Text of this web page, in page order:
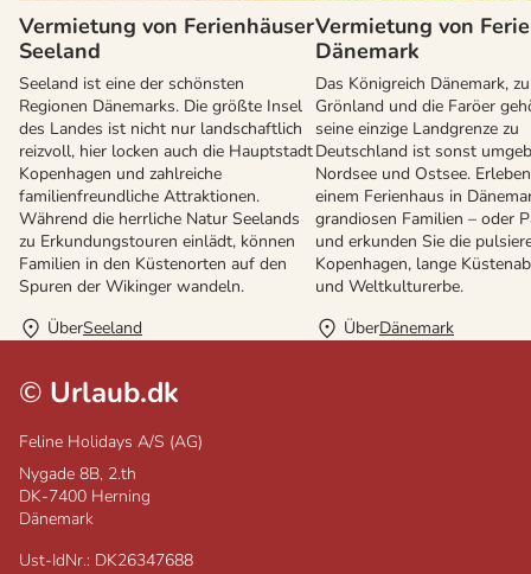
Vermietung von Ferienhäuser
Seeland
Seeland ist eine der schönsten
Regionen Dänemarks. Die größte Insel
des Landes ist nicht nur landschaftlich
reizvoll, hier locken auch die Hauptstadt
Kopenhagen und zahlreiche
familienfreundliche Attraktionen.
Während die herrliche Natur Seelands
zu Erkundungstouren einlädt, können
Familien in den Küstenorten auf den
Spuren der Wikinger wandeln.
ÜberSeeland
Vermietung von
Dänemark
Das Königreich Dänemark,
Grönland und die Faröer
seine einzige Landgrenze zu
Deutschland ist sonst
Nordsee und Ostsee.
einem Ferienhaus in
grandiosen Familien – oder
und erkunden Sie die
Kopenhagen, lange
und Weltkulturerbe.
ÜberDänemark
© Urlaub.dk
Feline Holidays A/S (AG)
Nygade 8B, 2.th
DK-7400 Herning
Dänemark
Ust-IdNr.: DK26347688